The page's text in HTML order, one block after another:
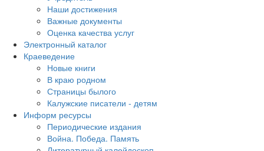
Наши достижения
Важные документы
Оценка качества услуг
Электронный каталог
Краеведение
Новые книги
В краю родном
Страницы былого
Калужские писатели - детям
Информ ресурсы
Периодические издания
Война. Победа. Память